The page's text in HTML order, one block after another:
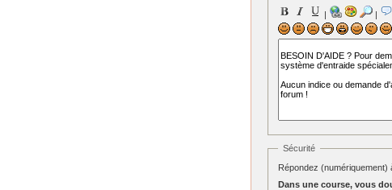
| |
Sécurité
Répondez (numériquement)
Dans une course, vous